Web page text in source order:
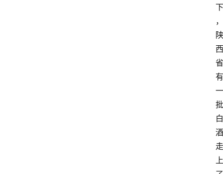
下
，
陕
西
省
有
一
批
白
酒
走
上